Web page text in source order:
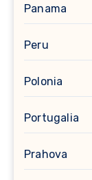
Panama
Peru
Polonia
Portugalia
Prahova